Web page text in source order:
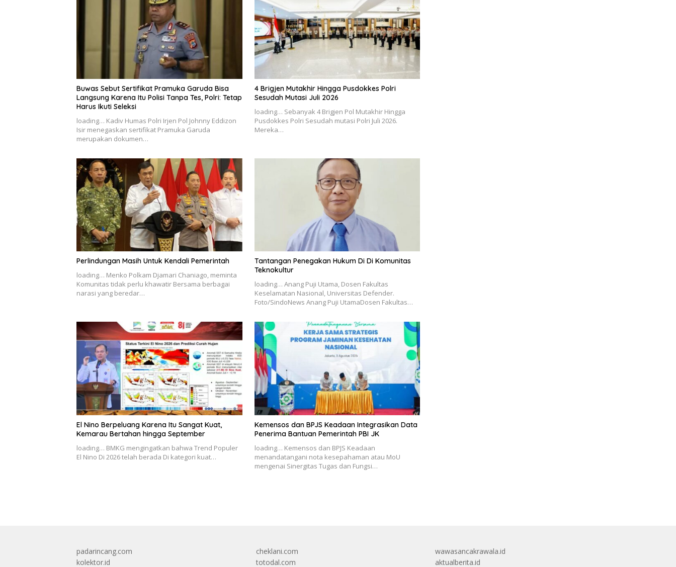
Buwas Sebut Sertifikat Pramuka Garuda Bisa
Langsung Karena Itu Polisi Tanpa Tes, Polri: Tetap
Harus Ikuti Seleksi
loading… Kadiv Humas Polri Irjen Pol Johnny Eddizon
Isir menegaskan sertifikat Pramuka Garuda
merupakan dokumen…
4 Brigjen Mutakhir Hingga Pusdokkes Polri
Sesudah Mutasi Juli 2026
loading… Sebanyak 4 Brigjen Pol Mutakhir Hingga
Pusdokkes Polri Sesudah mutasi Polri Juli 2026.
Mereka…
Perlindungan Masih Untuk Kendali Pemerintah
loading… Menko Polkam Djamari Chaniago, meminta
Komunitas tidak perlu khawatir Bersama berbagai
narasi yang beredar…
Tantangan Penegakan Hukum Di Di Komunitas
Teknokultur
loading… Anang Puji Utama, Dosen Fakultas
Keselamatan Nasional, Universitas Defender.
Foto/SindoNews Anang Puji UtamaDosen Fakultas…
El Nino Berpeluang Karena Itu Sangat Kuat,
Kemarau Bertahan hingga September
loading… BMKG mengingatkan bahwa Trend Populer
El Nino Di 2026 telah berada Di kategori kuat…
Kemensos dan BPJS Keadaan Integrasikan Data
Penerima Bantuan Pemerintah PBI JK
loading… Kemensos dan BPJS Keadaan
menandatangani nota kesepahaman atau MoU
mengenai Sinergitas Tugas dan Fungsi…
padarincang.com
kolektor.id
cheklani.com
totodal.com
wawasancakrawala.id
aktualberita.id